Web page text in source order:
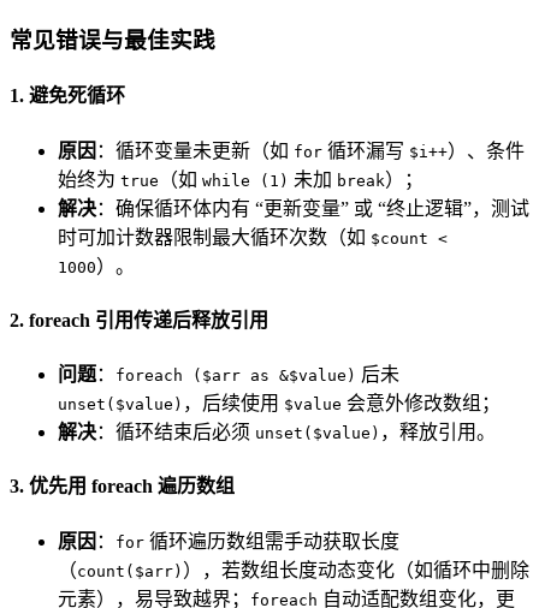
常见错误与最佳实践
1. 避免死循环
原因 ：循环变量未更新（如 for 循环漏写 $i++）、条件
始终为 true （如 while (1) 未加 break）；
解决：确保循环体内有 “更新变量” 或 “终止逻辑”，测试
时可加计数器限制最大循环次数（如 $count <
1000）。
2. foreach 引用传递后释放引用
问题： foreach ($arr as &$value) 后未
unset($value) ，后续使用 $value 会意外修改数组；
解决：循环结束后必须 unset($value) ，释放引用。
3. 优先用 foreach 遍历数组
原因 ： for 循环遍历数组需手动获取长度
（count($arr) ），若数组长度动态变化（如循环中删除
元素），易导致越界；
foreach 自动适配数组变化，更